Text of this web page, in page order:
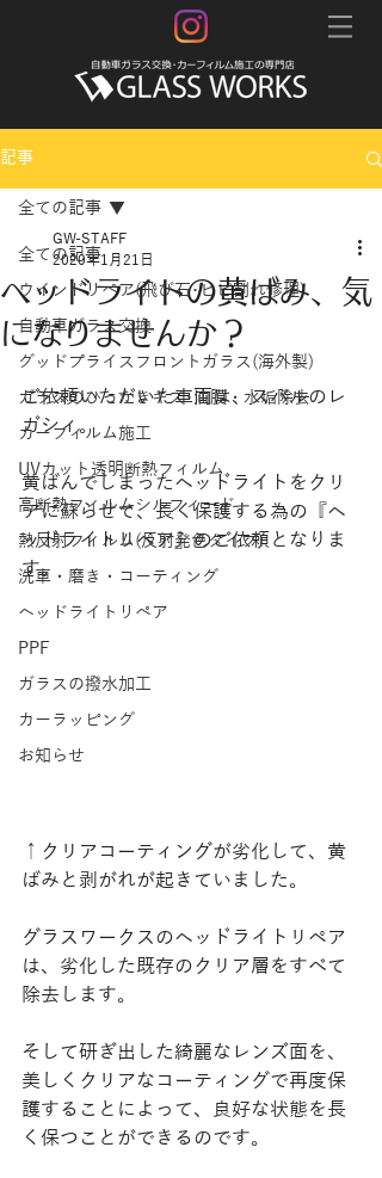
記事
全ての記事
ウインドリペア(飛び石･ヒビ割れ修理)
自動車ガラス交換
グッドプライスフロントガラス(海外製)
ガラスのひっかきキズ･油膜・水垢除去
カーフィルム施工
UVカット透明断熱フィルム
高断熱フィルムシルフィード
熱反射フィルム(反射発色タイプ)
洗車・磨き・コーティング
ヘッドライトリペア
PPF
ガラスの撥水加工
カーラッピング
お知らせ
全ての記事
ヘッドライトの黄ばみ、気
になりませんか？
GW-STAFF
2020年1月21日
ご依頼いただいた車両は、スバルのレ
ガシィ。
黄ばんでしまったヘッドライトをクリ
アに蘇らせて、長く保護する為の『ヘ
ッドライトリペア』のご依頼となりま
す。
↑クリアコーティングが劣化して、黄
ばみと剥がれが起きていました。
グラスワークスのヘッドライトリペア
は、劣化した既存のクリア層をすべて
除去します。
そして研ぎ出した綺麗なレンズ面を、
美しくクリアなコーティングで再度保
護することによって、良好な状態を長
く保つことができるのです。